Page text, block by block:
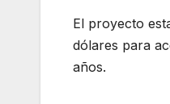
El proyecto
dólares para
años.